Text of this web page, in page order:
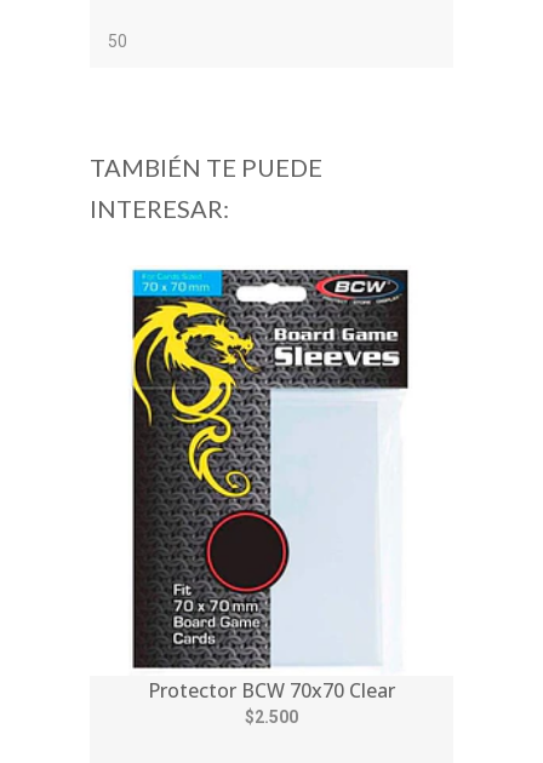
50
TAMBIÉN TE PUEDE
INTERESAR:
Protector BCW 70x70 Clear
$2.500